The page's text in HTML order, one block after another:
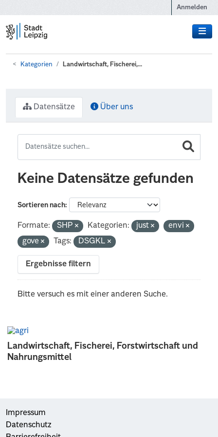
Anmelden
Kategorien Landwirtschaft, Fischerei,...
Landwirtschaft, Fischerei, Forstwirtschaft und
Nahrungsmittel
Datensätze Über uns
Keine Datensätze gefunden
Sortieren nach
Formate: SHP Kategorien: just
envi
gove
Tags: DSGKL
Ergebnisse filtern
Bitte versuch es mit einer anderen Suche.
Impressum
Datenschutz